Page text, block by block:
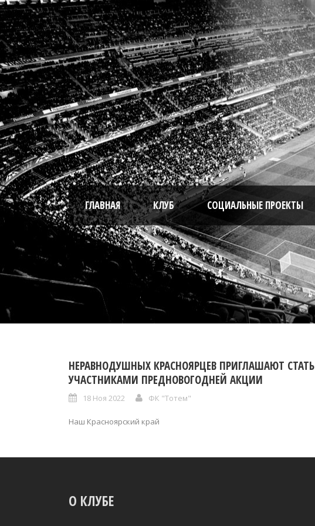
ГЛАВНАЯ КЛУБ СОЦИАЛЬНЫЕ ПРОЕКТЫ
НЕРАВНОДУШНЫХ КРАСНОЯРЦЕВ ПРИГЛАШАЮТ СТАТЬ
УЧАСТНИКАМИ ПРЕДНОВОГОДНЕЙ АКЦИИ
18 Ноя 2022 ФК "Тотем"
Наш Красноярский край
О КЛУБЕ